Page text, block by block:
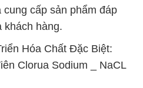
cấp sản phẩm đáp
khách hàng.
Hóa Chất Đặc Biệt:
Clorua Sodium _ NaCL